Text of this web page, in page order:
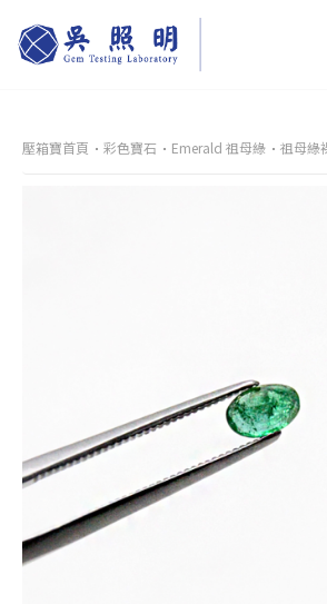
壓箱寶首頁 彩色寶石 Emerald 祖母綠 祖母綠